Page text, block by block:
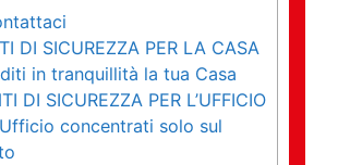
DI SICUREZZA PER LA CASA
in tranquillità la tua Casa
DI SICUREZZA PER L’UFFICIO
concentrati solo sul